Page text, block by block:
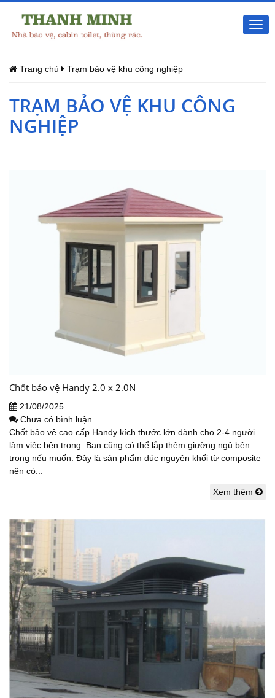
Trang chủ Trạm bảo vệ khu công nghiệp
TRẠM BẢO VỆ KHU CÔNG
NGHIỆP
Chốt bảo vệ Handy 2.0 x 2.0N
21/08/2025
Chưa có bình luận
Chốt bảo vệ cao cấp Handy kích thước lớn dành cho 2-4 người
làm việc bên trong. Bạn cũng có thể lắp thêm giường ngủ bên
trong nếu muốn. Đây là sản phẩm đúc nguyên khối từ composite
nên có...
Xem thêm